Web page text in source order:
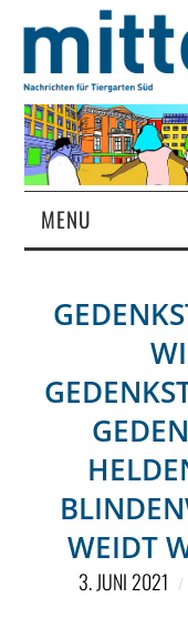
MENU
MAGAZIN
ÜBER UNS
RUBRIKEN
NETZWERK
SPONSORING
WEIDT
3. JUNI 2021